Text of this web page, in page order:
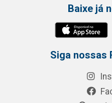
Baixe já
Siga nossas